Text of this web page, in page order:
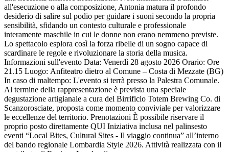
all'esecuzione o alla composizione, Antonia matura il profondo
desiderio di salire sul podio per guidare i suoni secondo la propria
sensibilità, sfidando un contesto culturale e professionale
interamente maschile in cui le donne non erano nemmeno previste.
Lo spettacolo esplora così la forza ribelle di un sogno capace di
scardinare le regole e rivoluzionare la storia della musica.
Informazioni sull'evento Data: Venerdì 28 agosto 2026 Orario: Ore
21.15 Luogo: Anfiteatro dietro al Comune – Costa di Mezzate (BG)
In caso di maltempo: L'evento si terrà presso la Palestra Comunale.
Al termine della rappresentazione è prevista una speciale
degustazione artigianale a cura del Birrificio Totem Brewing Co. di
Scanzorosciate, proposta come momento conviviale per valorizzare
le eccellenze del territorio. Prenotazioni È possibile riservare il
proprio posto direttamente QUI Iniziativa inclusa nel palinsesto
eventi “Local Bites, Cultural Sites - Il viaggio continua” all’interno
del bando regionale Lombardia Style 2026. Attività realizzata con il